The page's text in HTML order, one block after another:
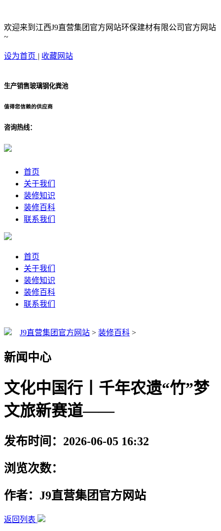
欢迎来到江西J9直营集团官方网站环保建材有限公司官方网站
~
设为首页 | 收藏网站
生产销售玻璃钢化粪池
值得您信赖的供应商
咨询热线：
首页
关于我们
装修知识
装修百科
联系我们
首页
关于我们
装修知识
装修百科
联系我们
J9直营集团官方网站 > 装修百科 >
新闻中心
文化中国行丨千年农遗“竹”梦
文旅新赛道——
发布时间：2026-06-05 16:32
浏览次数：
作者：J9直营集团官方网站
返回列表